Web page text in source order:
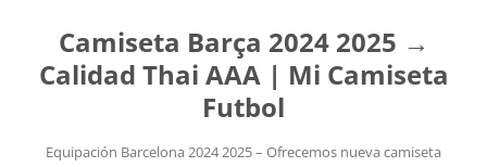
Camiseta Barça 2024 2025 →
Calidad Thai AAA | Mi Camiseta
Futbol
Equipación Barcelona 2024 2025 – Ofrecemos nueva camiseta